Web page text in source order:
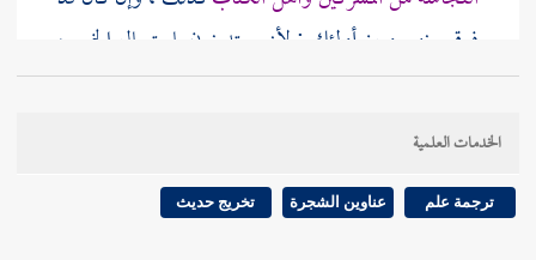
فرق بينهم وبين أولئك ; لأنهم يتدينون باستعمال الخمر ،
أو يكثرون ملابستها ، فالنصارى : لا يجتنبون النجاسات
، ومنهم من يتدين بملابستها كالرهبان فلا وجه
لإخراجهم ممن يتدين باستعمال النجاسات . والحديث
جار على مقتضى ترجيح غلبة الظن فإن المستفاد من
الخدمات العلمية
ترجمة علم عناوين الشجرة تخريج حديث